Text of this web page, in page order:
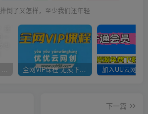
摔倒了又怎样，至少我们还年轻
你还在到处找项目？还在当韭菜？我靠卖项目一个月收入5万+，曾经我也是个失败者。 全网VIP课程 无损下载~
下一篇